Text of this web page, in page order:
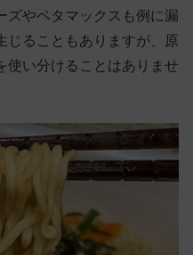
ズやペタマックスも例に漏
じることもありますが、原
使い分けることはありませ